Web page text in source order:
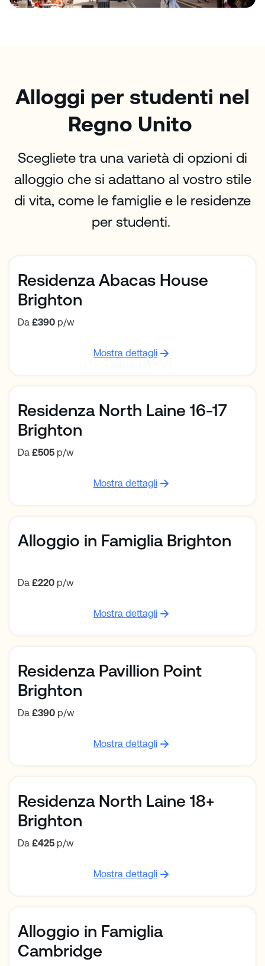
Alloggi per studenti nel
Regno Unito
Scegliete tra una varietà di opzioni di
alloggio che si adattano al vostro stile
di vita, come le famiglie e le residenze
per studenti.
Residenza Abacas House
Brighton
Da £390 p/w
Mostra dettagli
Residenza North Laine 16-17
Brighton
Da £505 p/w
Mostra dettagli
Alloggio in Famiglia Brighton
Da £220 p/w
Mostra dettagli
Residenza Pavillion Point
Brighton
Da £390 p/w
Mostra dettagli
Residenza North Laine 18+
Brighton
Da £425 p/w
Mostra dettagli
Alloggio in Famiglia
Cambridge